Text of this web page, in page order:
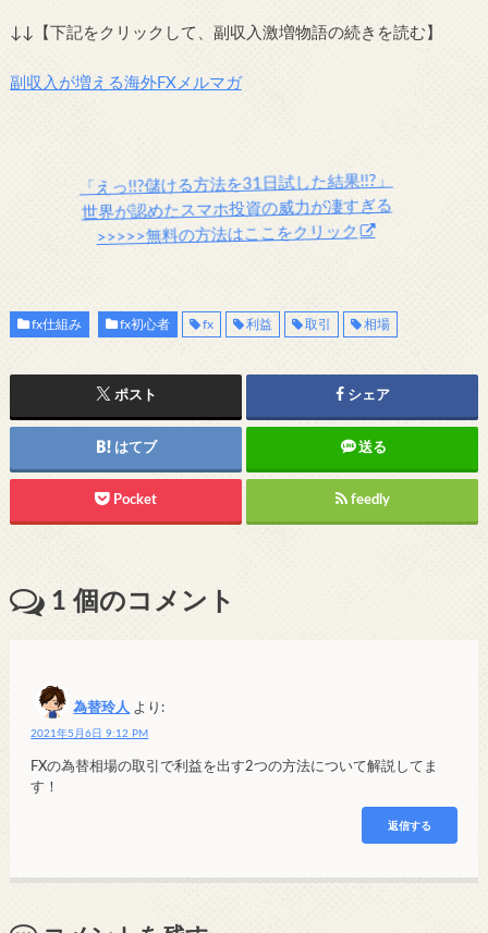
↓↓【下記をクリックして、副収入激増物語の続きを読む】
副収入が増える海外FXメルマガ
「えっ!!?儲ける方法を31日試した結果!!?」
世界が認めたスマホ投資の威力が凄すぎる
>>>>>無料の方法はここをクリック
fx仕組み fx初心者 fx 利益 取引 相場
ポスト シェア
はてブ 送る
Pocket feedly
1 個のコメント
為替玲人 より:
2021年5月6日 9:12 PM
FXの為替相場の取引で利益を出す2つの方法について解説してま
す！
返信する